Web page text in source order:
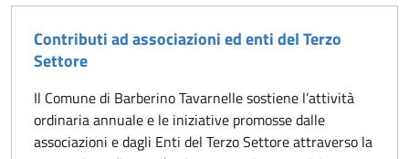
Contributi ad associazioni ed enti del Terzo
Settore
Il Comune di Barberino Tavarnelle sostiene l’attività
ordinaria annuale e le iniziative promosse dalle
associazioni e dagli Enti del Terzo Settore attraverso la